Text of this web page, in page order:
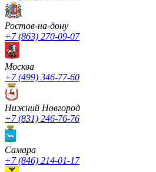
Ростов-на-дону
+7 (863) 270-09-07
Москва
+7 (499) 346-77-60
Нижний Новгород
+7 (831) 246-76-76
Cамара
+7 (846) 214-01-17